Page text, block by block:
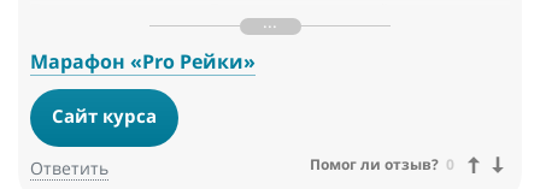
и мне лично, столько внимания и доброты!
Марафон «Pro Рейки»
Сайт курса
Ответить Помог ли отзыв? 0